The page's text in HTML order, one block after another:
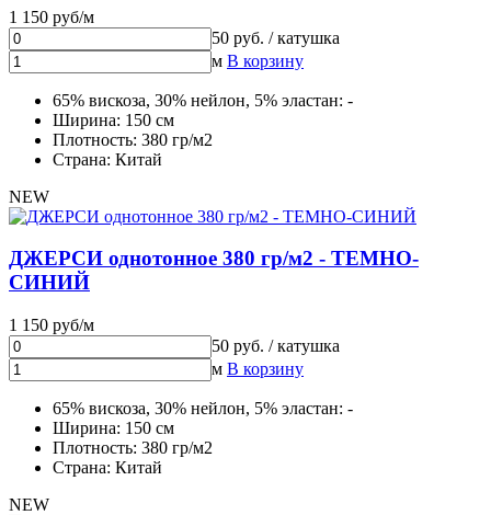
1 150 руб/м
50 руб. / катушка
м В корзину
65% вискоза, 30% нейлон, 5% эластан: -
Ширина: 150 см
Плотность: 380 гр/м2
Страна: Китай
NEW
ДЖЕРСИ однотонное 380 гр/м2 - ТЕМНО-
СИНИЙ
1 150 руб/м
50 руб. / катушка
м В корзину
65% вискоза, 30% нейлон, 5% эластан: -
Ширина: 150 см
Плотность: 380 гр/м2
Страна: Китай
NEW